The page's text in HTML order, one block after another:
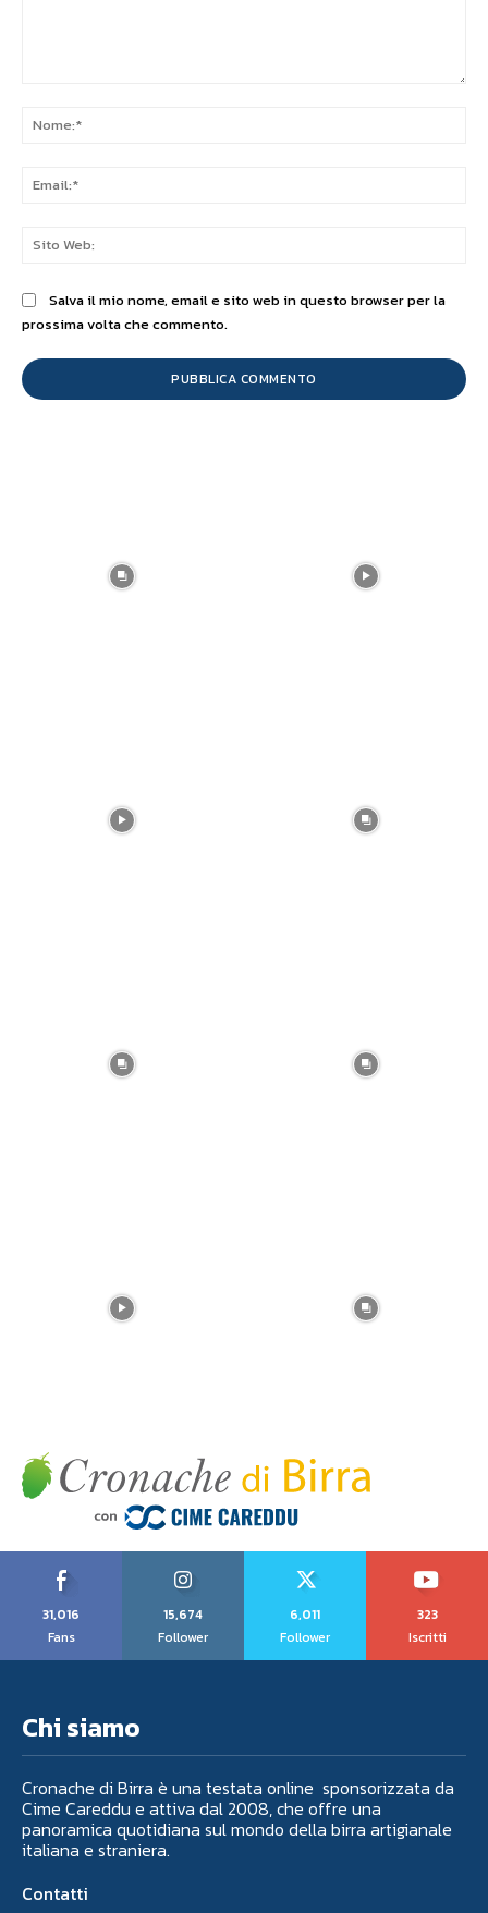
Salva il mio nome, email e sito web in questo browser per la
prossima volta che commento.
31,016
Fans
15,674
Follower
6,011
Follower
323
Iscritti
Chi siamo
Cronache di Birra è una testata online sponsorizzata da
Cime Careddu e attiva dal 2008, che offre una
panoramica quotidiana sul mondo della birra artigianale
italiana e straniera.
Contatti